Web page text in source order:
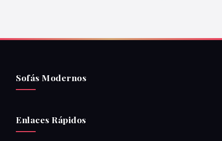
Sofás Modernos
Enlaces Rápidos